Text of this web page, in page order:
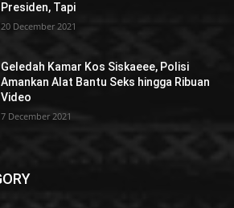
Presiden, Tapi
20 December 2021
Geledah Kamar Kos Siskaeee, Polisi
Amankan Alat Bantu Seks hingga Ribuan
Video
7 December 2021